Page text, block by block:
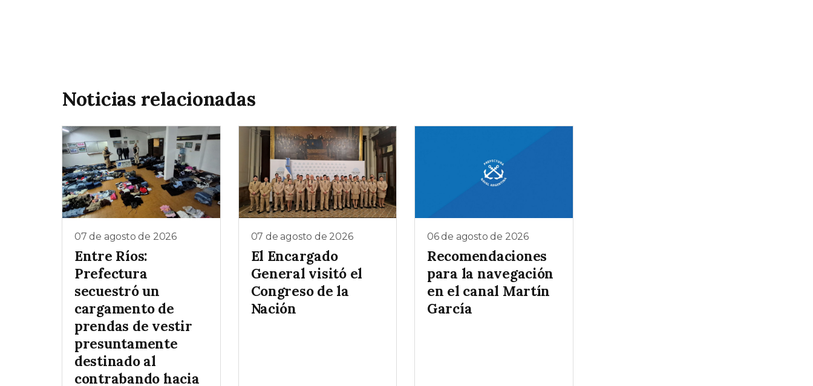
Noticias relacionadas
07 de agosto de 2026
Entre Ríos:
Prefectura
secuestró un
cargamento de
prendas de vestir
presuntamente
destinado al
contrabando hacia
07 de agosto de 2026
El Encargado
General visitó el
Congreso de la
Nación
06 de agosto de 2026
Recomendaciones
para la navegación
en el canal Martín
García